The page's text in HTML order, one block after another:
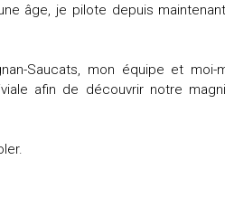
âge, je pilote depuis
Saucats, mon équipe et moi-
afin de découvrir notre